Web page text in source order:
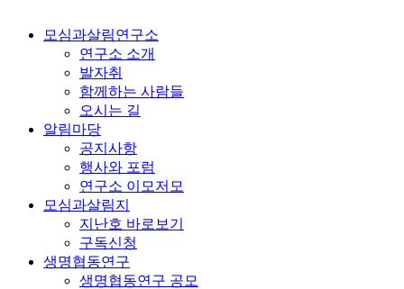
모심과살림연구소
연구소 소개
발자취
함께하는 사람들
오시는 길
알림마당
공지사항
행사와 포럼
연구소 이모저모
모심과살림지
지난호 바로보기
구독신청
생명협동연구
생명협동연구 공모